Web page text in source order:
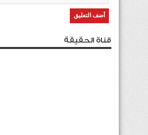
قناة الحقيقة